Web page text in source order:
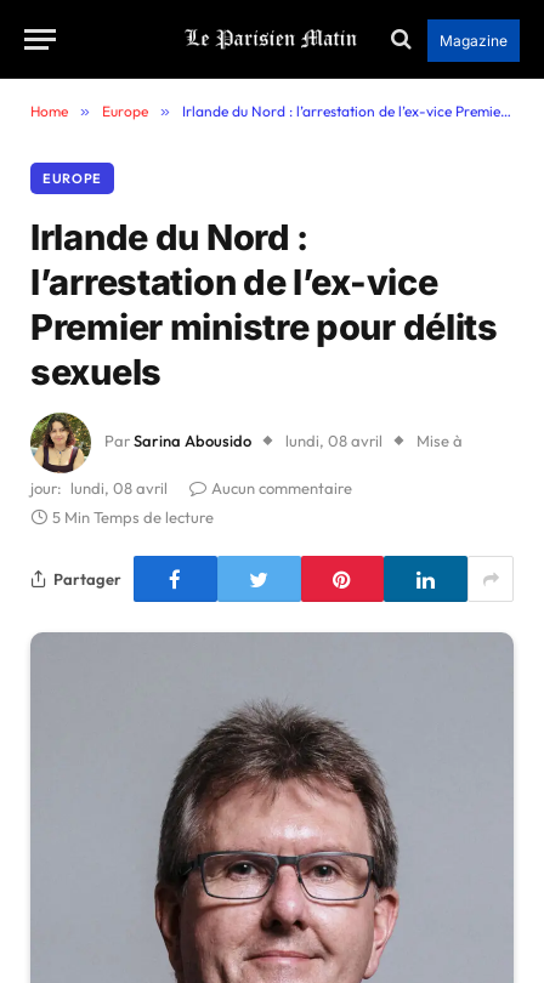
Magazine
Home » Europe » Irlande du Nord : l’arrestation de l’ex-vice Premier ministre pour délits sexuels
EUROPE
Irlande du Nord :
l’arrestation de l’ex-vice
Premier ministre pour délits
sexuels
ParSarina Abousido lundi, 08 avril Mise à
jour: lundi, 08 avril
Aucun commentaire
5 Min Temps de lecture
Partager